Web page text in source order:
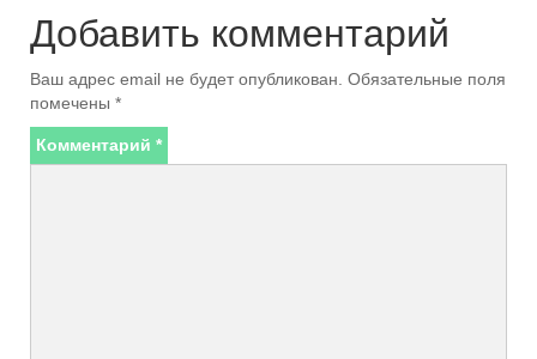
Добавить комментарий
Ваш адрес email не будет опубликован. Обязательные поля
помечены *
Комментарий *